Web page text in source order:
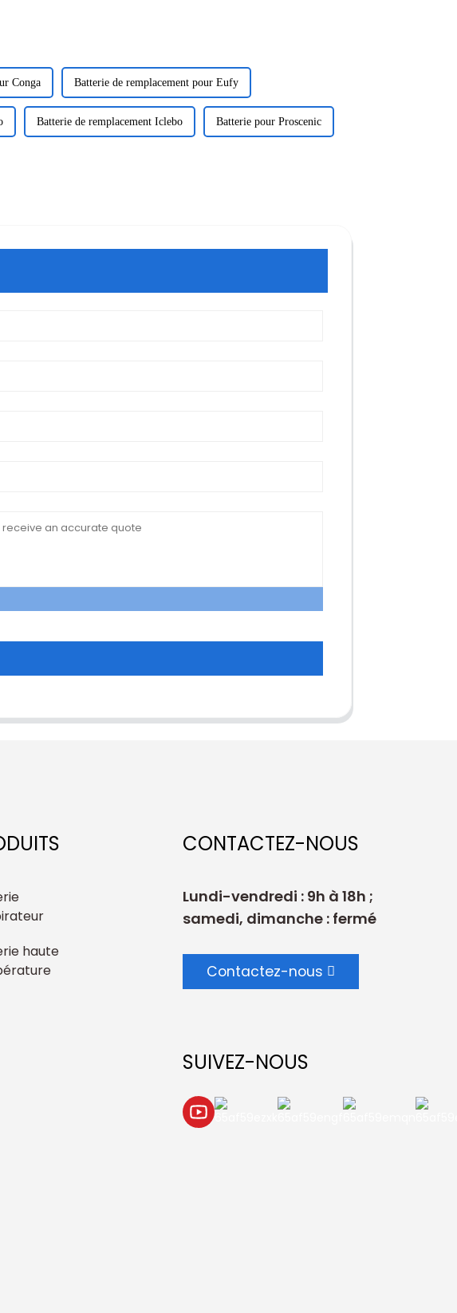
Conga Batterie de remplacement pour Eufy
Batterie de remplacement Iclebo Batterie pour Proscenic
haute
CONTACTEZ-NOUS
Lundi-vendredi : 9h à 18h ;
samedi, dimanche : fermé
Contactez-nous
SUIVEZ-NOUS